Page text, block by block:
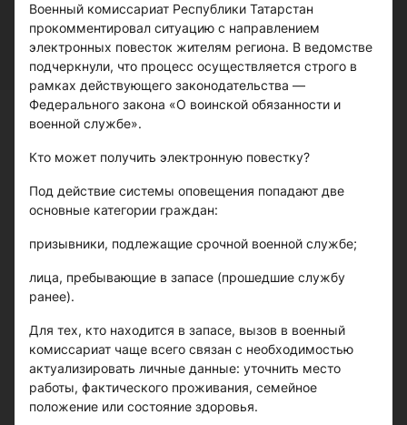
Военный комиссариат Республики Татарстан
прокомментировал ситуацию с направлением
электронных повесток жителям региона. В ведомстве
подчеркнули, что процесс осуществляется строго в
рамках действующего законодательства —
Федерального закона «О воинской обязанности и
военной службе».
Кто может получить электронную повестку?
Под действие системы оповещения попадают две
основные категории граждан:
призывники, подлежащие срочной военной службе;
лица, пребывающие в запасе (прошедшие службу
ранее).
Для тех, кто находится в запасе, вызов в военный
комиссариат чаще всего связан с необходимостью
актуализировать личные данные: уточнить место
работы, фактического проживания, семейное
положение или состояние здоровья.